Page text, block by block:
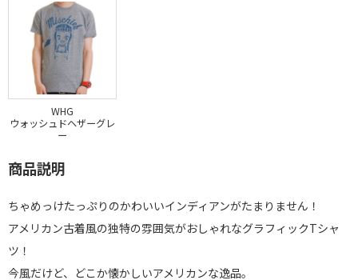
WHG
ウォッシュドヘザーグレ
ー
商品説明
ちゃめっけたっぷりのかわいいインディアンがたまりません！
アメリカン古着風の独特の雰囲気がおしゃれなグラフィックTシャ
ツ！
今風だけど、どこか懐かしいアメリカンな逸品。